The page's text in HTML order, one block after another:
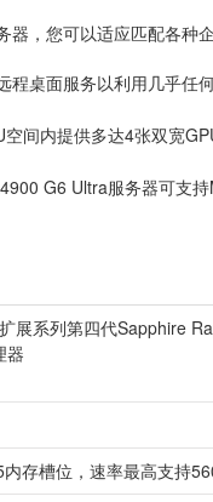
，您可以适应匹配各种
桌面服务以利用几乎任
间内提供多达4张双宽
G6 Ultra服务器可支
展系列第四代Sapphire
器
存槽位，速率最高支持